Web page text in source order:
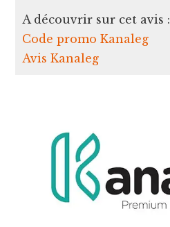
A découvrir sur cet avis :
Code promo Kanaleg
Avis Kanaleg